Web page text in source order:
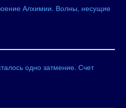
Алхимии. Волны, несущие
одно затмение. Счет